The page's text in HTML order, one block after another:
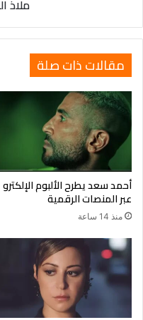
ملاذ
مقالات ذات صلة
أحمد سعد يطرح الألبوم الإلكترو
عبر المنصات الرقمية
منذ 14 ساعة